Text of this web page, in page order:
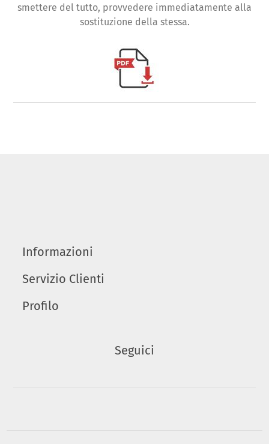
smettere del tutto, provvedere immediatamente alla
sostituzione della stessa.
Informazioni
Servizio Clienti
Profilo
Seguici